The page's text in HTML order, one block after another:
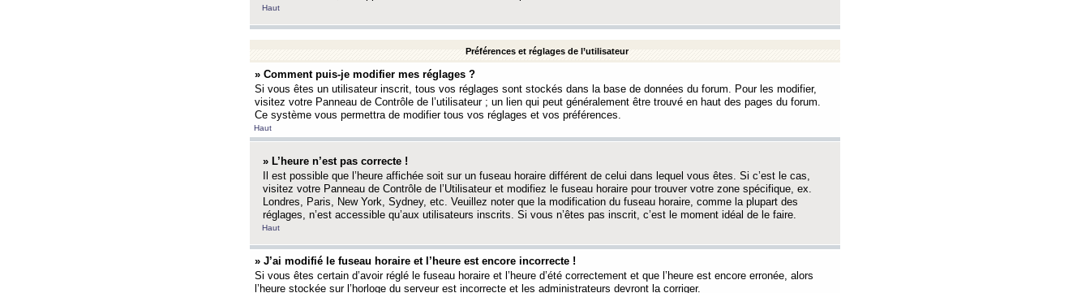
Haut
Préférences et réglages de l’utilisateur
» Comment puis-je modifier mes réglages ?
Si vous êtes un utilisateur inscrit, tous vos réglages sont stockés dans la base de données du forum. Pour les modifier,
visitez votre Panneau de Contrôle de l’utilisateur ; un lien qui peut généralement être trouvé en haut des pages du forum.
Ce système vous permettra de modifier tous vos réglages et vos préférences.
Haut
» L’heure n’est pas correcte !
Il est possible que l’heure affichée soit sur un fuseau horaire différent de celui dans lequel vous êtes. Si c’est le cas,
visitez votre Panneau de Contrôle de l’Utilisateur et modifiez le fuseau horaire pour trouver votre zone spécifique, ex.
Londres, Paris, New York, Sydney, etc. Veuillez noter que la modification du fuseau horaire, comme la plupart des
réglages, n’est accessible qu’aux utilisateurs inscrits. Si vous n’êtes pas inscrit, c’est le moment idéal de le faire.
Haut
» J’ai modifié le fuseau horaire et l’heure est encore incorrecte !
Si vous êtes certain d’avoir réglé le fuseau horaire et l’heure d’été correctement et que l’heure est encore erronée, alors
l’heure stockée sur l’horloge du serveur est incorrecte et les administrateurs devront la corriger.